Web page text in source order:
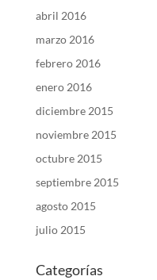
abril 2016
marzo 2016
febrero 2016
enero 2016
diciembre 2015
noviembre 2015
octubre 2015
septiembre 2015
agosto 2015
julio 2015
Categorías